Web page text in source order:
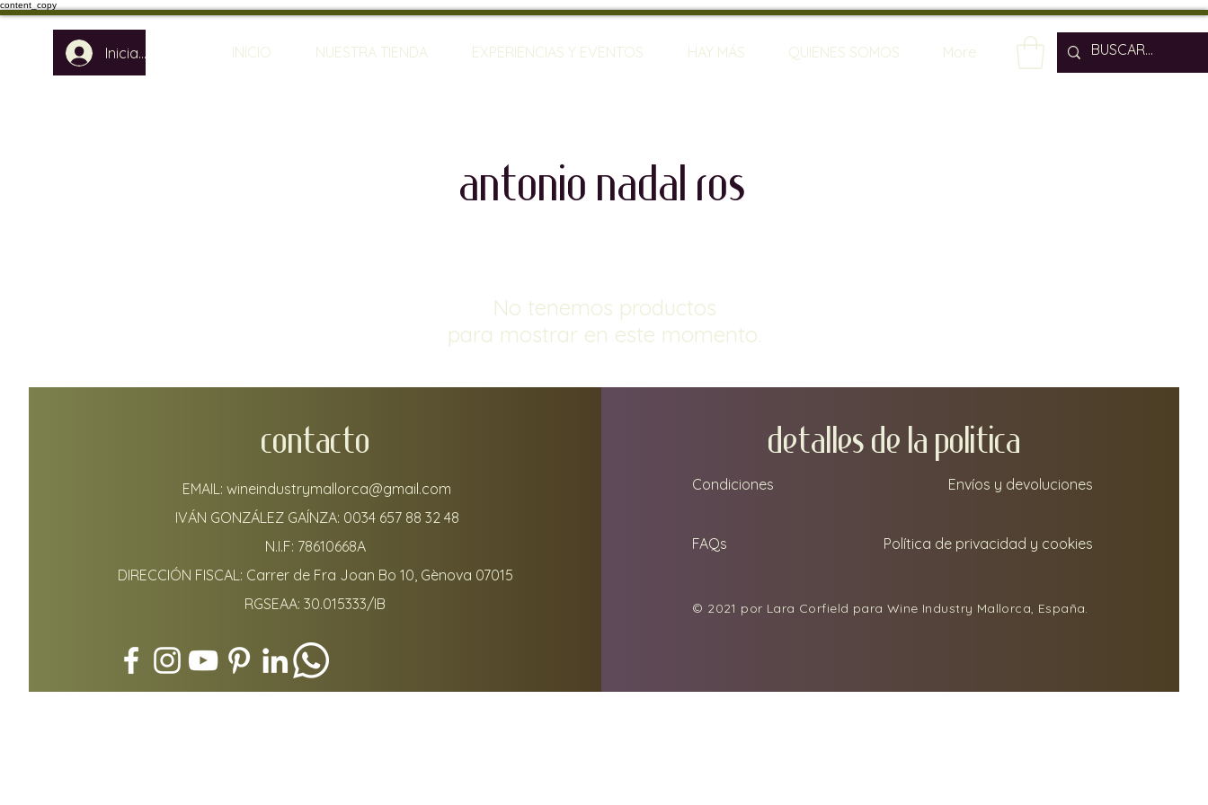
content_copy
Iniciar sesión INICIO NUESTRA TIENDA EXPERIENCIAS Y EVENTOS HAY MÁS QUIENES SOMOS More
antonio nadal ros
No tenemos productos
para mostrar en este momento.
CONTACTO
EMAIL:wineindustrymallorca@gmail.com
IVÁN GONZÁLEZ GAÍNZA: 0034 657 88 32 48
N.I.F: 78610668A
DIRECCIÓN FISCAL: Carrer de Fra Joan Bo 10, Gènova 07015
RGSEAA: 30.015333/IB
DETALLEs DE LA POLITICA
Condiciones Envíos y devoluciones
FAQs Política de privacidad y cookies
© 2021 por Lara Corfield para Wine Industry Mallorca, España.